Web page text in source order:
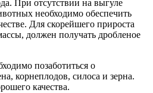
При отсутствии на выгуле
необходимо обеспечить
Для скорейшего прироста
должен получать дробленое
позаботиться о
корнеплодов, силоса и зерна.
качества.